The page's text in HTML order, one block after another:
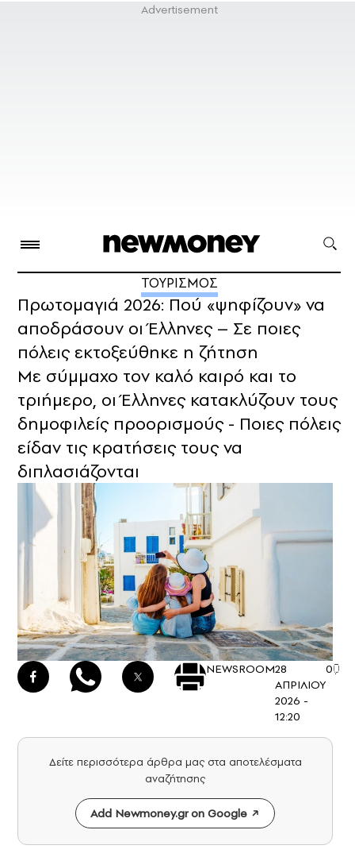
ΤΟΥΡΙΣΜΟΣ
Πρωτομαγιά 2026: Πού «ψηφίζουν» να
αποδράσουν οι Έλληνες – Σε ποιες
πόλεις εκτοξεύθηκε η ζήτηση
Με σύμμαχο τον καλό καιρό και το
τριήμερο, οι Έλληνες κατακλύζουν τους
δημοφιλείς προορισμούς - Ποιες πόλεις
είδαν τις κρατήσεις τους να
διπλασιάζονται
NEWSROOM28
ΑΠΡΙΛΙΟΥ
2026 -
12:20
0
Δείτε περισσότερα άρθρα μας στα αποτελέσματα
αναζήτησης
Add Newmoney.gr on Google